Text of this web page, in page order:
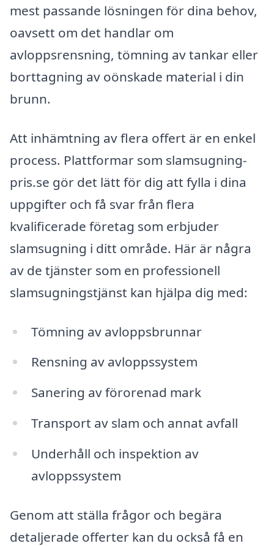
mest passande lösningen för dina behov,
oavsett om det handlar om
avloppsrensning, tömning av tankar eller
borttagning av oönskade material i din
brunn.
Att inhämtning av flera offert är en enkel
process. Plattformar som slamsugning-
pris.se gör det lätt för dig att fylla i dina
uppgifter och få svar från flera
kvalificerade företag som erbjuder
slamsugning i ditt område. Här är några
av de tjänster som en professionell
slamsugningstjänst kan hjälpa dig med:
Tömning av avloppsbrunnar
Rensning av avloppssystem
Sanering av förorenad mark
Transport av slam och annat avfall
Underhåll och inspektion av
avloppssystem
Genom att ställa frågor och begära
detaljerade offerter kan du också få en